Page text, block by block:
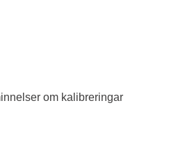
om kalibreringar